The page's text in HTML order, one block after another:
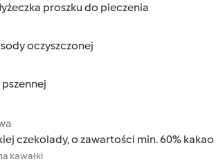
proszku do pieczenia
oczyszczonej
czekolady, o zawartości min. 60% kakao
kawałki